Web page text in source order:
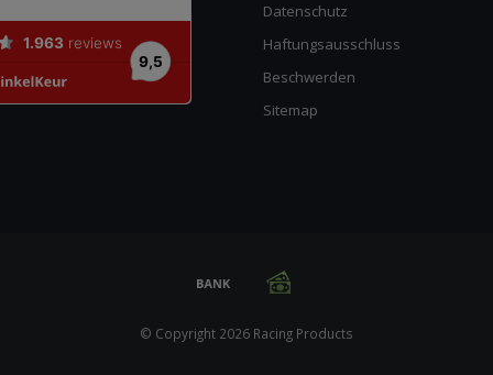
Datenschutz
Haftungsausschluss
Beschwerden
Sitemap
© Copyright 2026 Racing Products